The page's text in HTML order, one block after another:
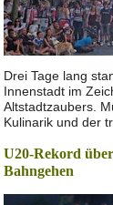
Drei Tage lang
Innenstadt im
Altstadtzaubers.
Kulinarik und der
U20-Rekord
Bahngehen